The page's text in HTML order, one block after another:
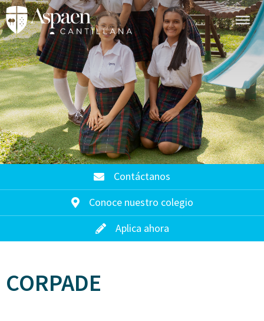
Contáctanos
Conoce nuestro colegio
Aplica ahora
CORPADE